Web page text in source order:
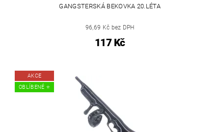
GANGSTERSKÁ BEKOVKA 20.LÉTA
96,69 Kč bez DPH
117 Kč
AKCE
OBLÍBENÉ ⭐️